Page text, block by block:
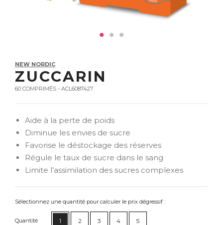
NEW NORDIC
ZUCCARIN
60 COMPRIMÉS - ACL6087427
Aide à la perte de poids
Diminue les envies de sucre
Favorise le déstockage des réserves
Régule le taux de sucre dans le sang
Limite l’assimilation des sucres complexes
Sélectionnez une quantité pour calculer le prix dégressif :
Quantité 1 2 3 4 5